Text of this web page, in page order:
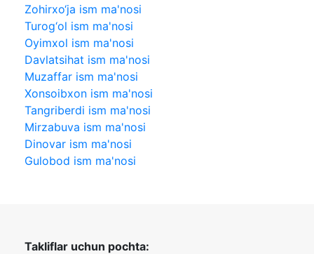
Zohirxo‘ja ism ma'nosi
Turog‘ol ism ma'nosi
Oyimxol ism ma'nosi
Davlatsihat ism ma'nosi
Muzaffar ism ma'nosi
Xonsoibxon ism ma'nosi
Tangriberdi ism ma'nosi
Mirzabuva ism ma'nosi
Dinovar ism ma'nosi
Gulobod ism ma'nosi
Takliflar uchun pochta: